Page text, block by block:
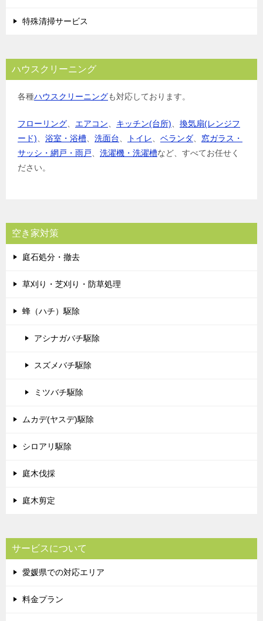
特殊清掃サービス
ハウスクリーニング
各種ハウスクリーニングも対応しております。
フローリング、 エアコン、 キッチン(台所)、 換気扇(レンジフ
ード)、 浴室・浴槽、 洗面台、 トイレ、 ベランダ、 窓ガラス・
サッシ・網戸・雨戸、 洗濯機・洗濯槽など、すべてお任せく
ださい。
空き家対策
庭石処分・撤去
草刈り・芝刈り・防草処理
蜂（ハチ）駆除
アシナガバチ駆除
スズメバチ駆除
ミツバチ駆除
ムカデ(ヤスデ)駆除
シロアリ駆除
庭木伐採
庭木剪定
サービスについて
愛媛県での対応エリア
料金プラン